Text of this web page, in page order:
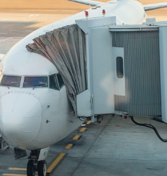
ぶれ補正などの性能が良
オススメの水中カメラで
しい
です